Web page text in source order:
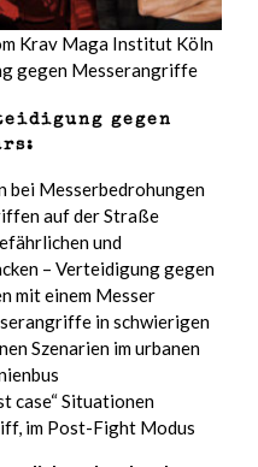
Krav Maga Institut Köln
gegen Messerangriffe
gegen
bei Messerbedrohungen
auf der Straße
und
– Verteidigung gegen
mit einem Messer
in schwierigen
Szenarien im urbanen
case“ Situationen
im Post-Fight Modus